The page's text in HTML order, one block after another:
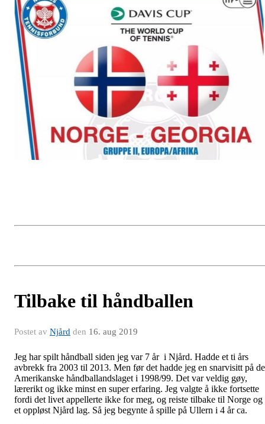
Tilbake til håndballen
Postet av Njård den 16. aug 2019
Jeg har spilt håndball siden jeg var 7 år i Njård. Hadde et ti års
avbrekk fra 2003 til 2013. Men før det hadde jeg en snarvisitt på
Amerikanske håndballandslaget i 1998/99. Det var veldig gøy,
lærerikt og ikke minst en super erfaring. Jeg valgte å ikke fortsette
fordi det livet appellerte ikke for meg, og reiste tilbake til Norge og
et oppløst Njård lag. Så jeg begynte å spille på Ullern i 4 år ca.